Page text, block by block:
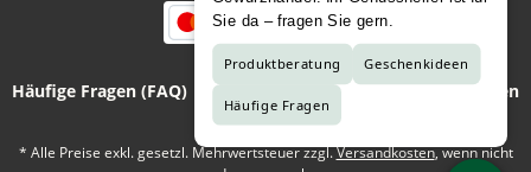
Häufige Fragen (FAQ) Kontaktformular Vertrag widerrufen
* Alle Preise exkl. gesetzl. Mehrwertsteuer zzgl.Versandkosten, wenn nicht